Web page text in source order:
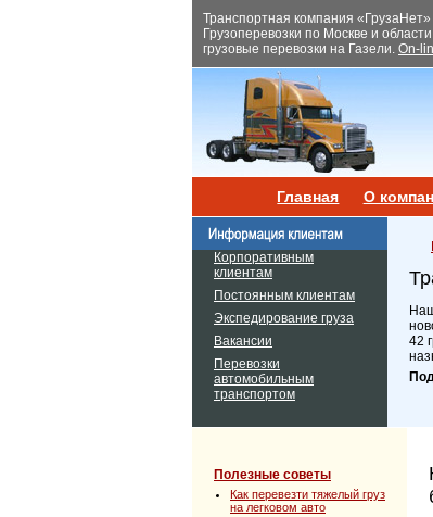
Транспортная компания
Грузоперевозки по Москве и
грузовые перевозки на Газели. On-
Главная О
Корпоративным
клиентам
Постоянным клиентам
Экспедирование груза
Вакансии
Перевозки
автомобильным
транспортом
42
Полезные советы
Как перевезти тяжелый груз
на легковом авто